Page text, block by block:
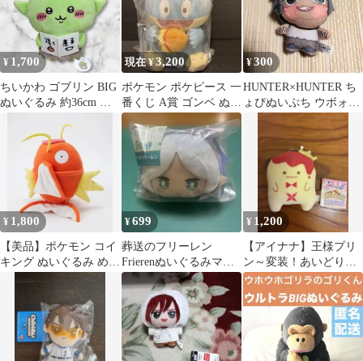
¥ 1,700
ちいかわ ゴブリン BIG
ぬいぐるみ 約36cm タ
現在 ¥3,200
ポケモン ポケピース 一
番くじ A賞 ゴンベ ぬい
ぐるみ
¥300
HUNTER×HUNTER ち
ょぴぬいぷち ウボォー
ギン タグ付き新品
¥ 1,800
【美品】ポケモン コイ
キング ぬいぐるみ めち
ゃもふぐっと / タグ付
¥699
葬送のフリーレン
Frierenぬいぐるみマス
コット フリーレン
（約 7 cm)
¥ 1,200
【アイナナ】王様プリ
ン～変装！あいどりっ
しゅせぶん〜ぬいぐる
み 七瀬陸♪